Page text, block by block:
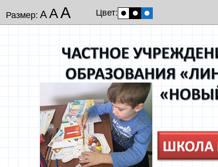
Размер: ААА Цвет: